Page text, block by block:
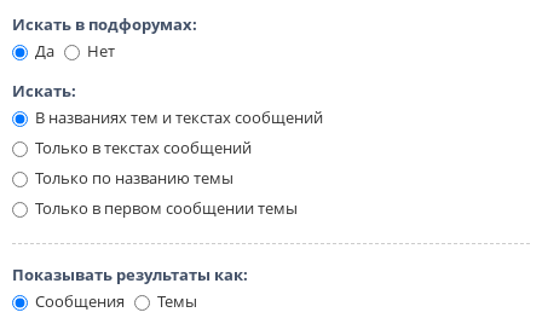
Искать в подфорумах:
Да
Нет
Искать:
В названиях тем и текстах сообщений
Только в текстах сообщений
Только по названию темы
Только в первом сообщении темы
Показывать результаты как:
Сообщения
Темы